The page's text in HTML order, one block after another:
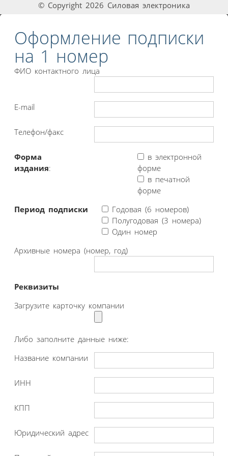
© Copyright 2026 Силовая электроника
Оформление подписки
на 1 номер
ФИО контактного лица
E-mail
Телефон/факс
Форма
издания:
в электронной
форме
в печатной
форме
Период подписки
Годовая (6 номеров)
Полугодовая (3 номера)
Один номер
Архивные номера (номер, год)
Реквизиты
Загрузите карточку компании
Либо заполните данные ниже:
Название компании
ИНН
КПП
Юридический адрес